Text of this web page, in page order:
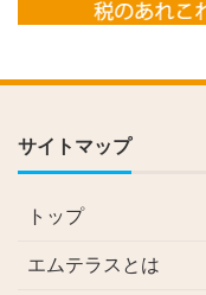
サイトマップ
トップ
エムテラスとは